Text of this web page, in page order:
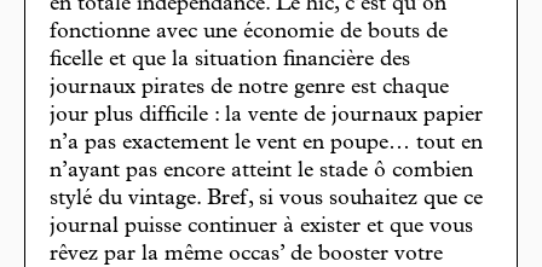
en totale indépendance. Le hic, c’est qu’on
fonctionne avec une économie de bouts de
ficelle et que la situation financière des
journaux pirates de notre genre est chaque
jour plus difficile : la vente de journaux papier
n’a pas exactement le vent en poupe… tout en
n’ayant pas encore atteint le stade ô combien
stylé du vintage. Bref, si vous souhaitez que ce
journal puisse continuer à exister et que vous
rêvez par la même occas’ de booster votre